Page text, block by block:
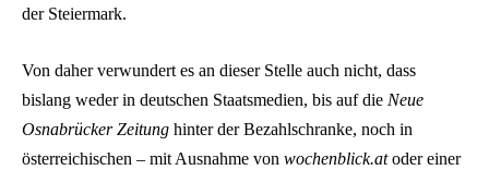
der Steiermark.
Von daher verwundert es an dieser Stelle auch nicht, dass
bislang weder in deutschen Staatsmedien, bis auf die Neue
Osnabrücker Zeitung hinter der Bezahlschranke, noch in
österreichischen – mit Ausnahme von wochenblick.atoder einer